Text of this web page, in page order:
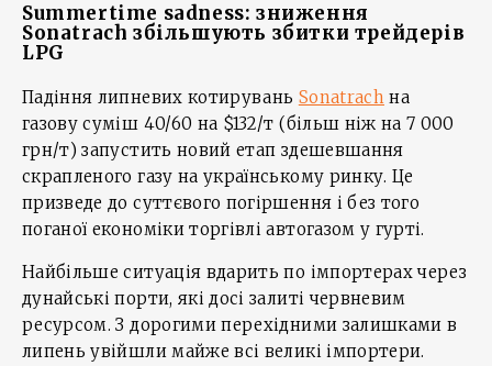
Summertime sadness: зниження
Sonatrach збільшують збитки трейдерів
LPG
Падіння липневих котирувань Sonatrachна
газову суміш 40/60 на $132/т (більш ніж на 7 000
грн/т) запустить новий етап здешевшання
скрапленого газу на українському ринку. Це
призведе до суттєвого погіршення і без того
поганої економіки торгівлі автогазом у гурті.
Найбільше ситуація вдарить по імпортерах через
дунайські порти, які досі залиті червневим
ресурсом. З дорогими перехідними залишками в
липень увійшли майже всі великі імпортери.